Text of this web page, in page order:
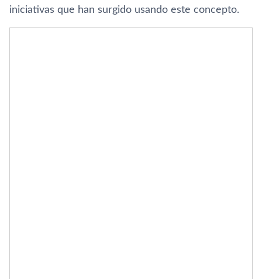
iniciativas que han surgido usando este concepto.